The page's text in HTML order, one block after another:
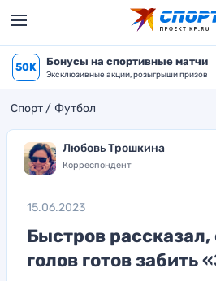
50K Бонусы на спортивные матчи
Эксклюзивные акции, розыгрыши призов
Спорт Футбол
Любовь Трошкина
Корреспондент
15.06.2023
Быстров рассказал,
голов готов забить